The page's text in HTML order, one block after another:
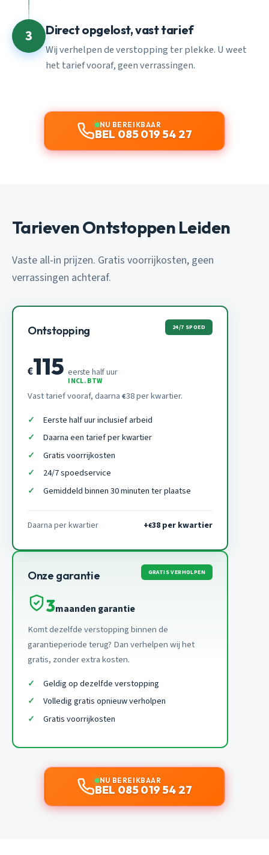
3 Direct opgelost, vast tarief
Wij verhelpen de verstopping ter plekke. U weet
het tarief vooraf, geen verrassingen.
NU BEREIKBAAR
BEL 085 019 54 27
Tarieven Ontstoppen Leiden
Vaste all-in prijzen. Gratis voorrijkosten, geen
verrassingen achteraf.
Ontstopping 24/7 SPOED
€115 eerste half uur
INCL. BTW
Vast tarief vooraf, daarna €38 per kwartier.
Eerste half uur inclusief arbeid
Daarna een tarief per kwartier
Gratis voorrijkosten
24/7 spoedservice
Gemiddeld binnen 30 minuten ter plaatse
Daarna per kwartier +€38 per kwartier
Onze garantie GRATIS VERHOLPEN
3maanden garantie
Komt dezelfde verstopping binnen de
garantieperiode terug? Dan verhelpen wij het
gratis, zonder extra kosten.
Geldig op dezelfde verstopping
Volledig gratis opnieuw verholpen
Gratis voorrijkosten
NU BEREIKBAAR
BEL 085 019 54 27